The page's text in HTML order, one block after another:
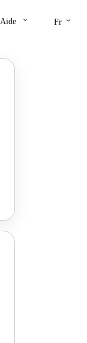
Aide keyboard_arrow_down Fr keyboard_arrow_down